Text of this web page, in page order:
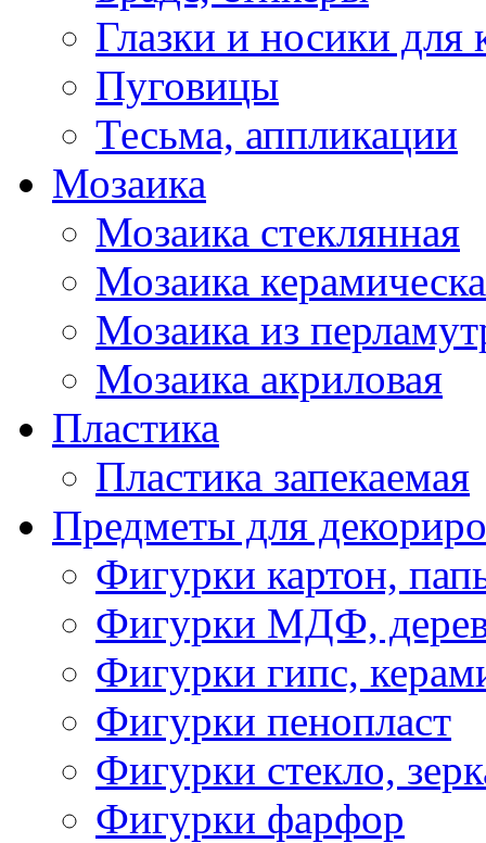
Глазки и носики для
Пуговицы
Тесьма, аппликации
Мозаика
Мозаика стеклянная
Мозаика
Мозаика из
Мозаика акриловая
Пластика
Пластика запекаемая
Предметы для
Фигурки картон,
Фигурки МДФ,
Фигурки гипс,
Фигурки пенопласт
Фигурки стекло,
Фигурки фарфор